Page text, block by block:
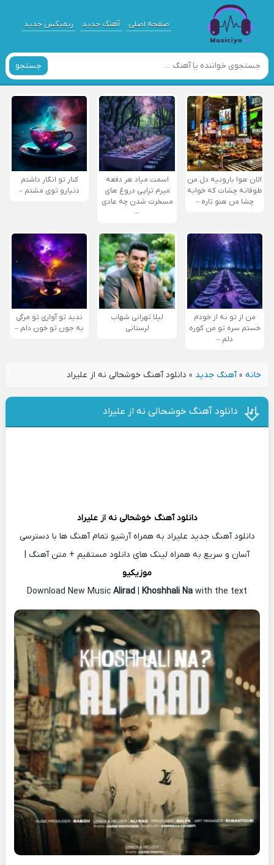
صفحه اصلی آهنگ جدید ریمیکس جدید
جستجو
الان هوا بارونیه دل من
طوفانه چشات که خوابه
چشا من هنو تاره –
اسمت میاد هر دفعه
میرم تراپی دروغ‌ های
مسخرت شدن چه عادی
–
کنار تو انگار داشتم
دنیارو توی مشتم –
من از تو نه از خودم
خستم سره تو من کوره
دلم –
لیلا تهرانی شهاب
لرستانی
ندید تو آواری تو مرگی
به جون تو خون دلم –
خانه»آهنگ جدید » دانلود آهنگ خوشحالی نه از علیراد
دانلود آهنگ خوشحالی نه از علیراد
دانلود آهنگ خوشحالی نه ازعلیراد
دانلود آهنگ جدید علیراد به همراه آرشیو تمام آهنگ ها با دسترسی
آسان و سریع به همراه لینک های دانلود مستقیم + متن آهنگ |
موزیکیو
Download New Music Alirad | Khoshhali Na with the text